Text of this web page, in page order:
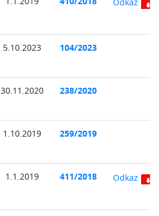
5.10.2023 104/2023
30.11.2020 238/2020
1.10.2019 259/2019
1.1.2019 411/2018 Odkaz